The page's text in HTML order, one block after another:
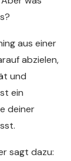
aus einer
abzielen,
und
ein
deiner
sagt dazu: